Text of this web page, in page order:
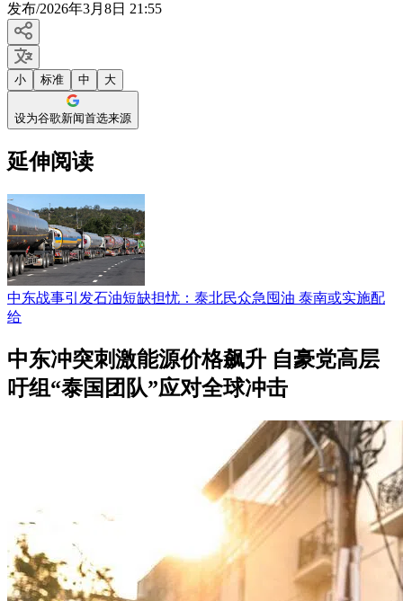
发布/2026年3月8日 21:55
小 标准 中 大
设为谷歌新闻首选来源
延伸阅读
中东战事引发石油短缺担忧：泰北民众急囤油 泰南或实施配
给
中东冲突刺激能源价格飙升 自豪党高层
吁组“泰国团队”应对全球冲击